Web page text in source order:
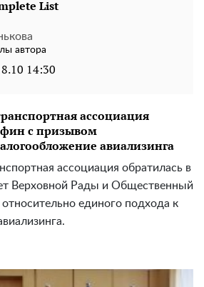
автора
14:30
ассоциация
с призывом
авиализинга
ассоциация обратилась в
Верховной Рады и Общественный
единого подхода к